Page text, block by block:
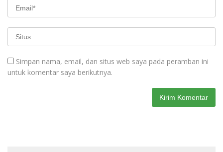
Simpan nama, email, dan situs web saya pada peramban ini
untuk komentar saya berikutnya.